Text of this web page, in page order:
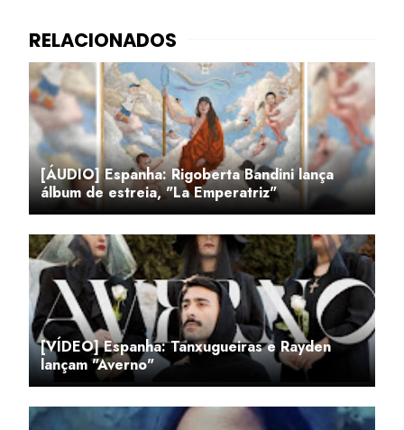
[ÁUDIO] Espanha: Rigoberta Bandini lança
álbum de estreia, "La Emperatriz"
[VÍDEO] Espanha: Tanxugueiras e Rayden
lançam "Averno"